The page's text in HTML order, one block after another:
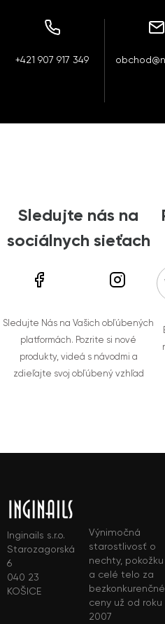
+421 907 917 349
Sledujte nás na
sociálnych sieťach
Sledujte Nás na Vašich obľúbených
platformách. Pozrite si nové
produkty, videá s návodmi a
zdieľajte svoj obľúbený vzhľad
Inginails s.r.o.
Starozagorská
6
040 23
KOŠICE
Výnimočná
starostlivosť o
nechty, pokožku
a celé telo za
bezkonkurenčné
ceny už od roku
2007